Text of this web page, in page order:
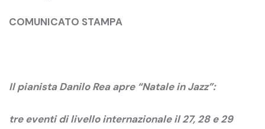
COMUNICATO STAMPA
Il pianista Danilo Rea apre “Natale in Jazz”:
tre eventi di livello internazionale il 27, 28 e 29